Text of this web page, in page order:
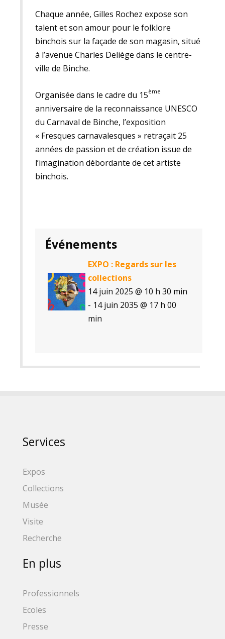
Chaque année, Gilles Rochez expose son
talent et son amour pour le folklore
binchois sur la façade de son magasin, situé
à l’avenue Charles Deliège dans le centre-
ville de Binche.
Organisée dans le cadre du 15ème
anniversaire de la reconnaissance UNESCO
du Carnaval de Binche, l’exposition
« Fresques carnavalesques » retraçait 25
années de passion et de création issue de
l’imagination débordante de cet artiste
binchois.
Événements
EXPO : Regards sur les
collections
14 juin 2025 @ 10 h 30 min
- 14 juin 2035 @ 17 h 00
min
Services
Expos
Collections
Musée
Visite
Recherche
En plus
Professionnels
Ecoles
Presse